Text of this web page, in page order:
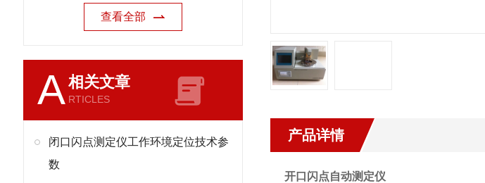
查看全部
A相关文章
RTICLES
闭口闪点测定仪工作环境定位技术参
数
产品详情
开口闪点自动测定仪